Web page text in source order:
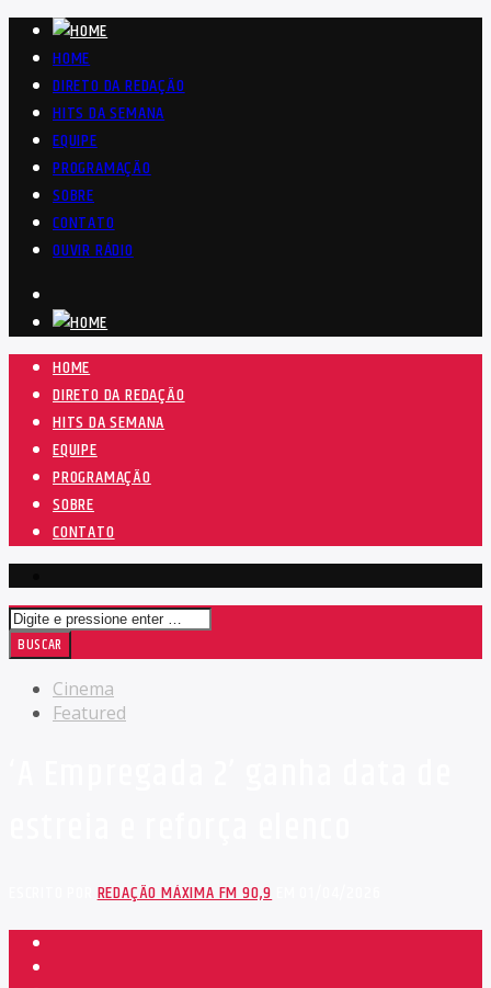
HOME
DIRETO DA REDAÇÃO
HITS DA SEMANA
EQUIPE
PROGRAMAÇÃO
SOBRE
CONTATO
OUVIR RÁDIO
HOME
DIRETO DA REDAÇÃO
HITS DA SEMANA
EQUIPE
PROGRAMAÇÃO
SOBRE
CONTATO
Cinema
Featured
ESCRITO PORREDAÇÃO MÁXIMA FM 90,9EM 01/04/2026